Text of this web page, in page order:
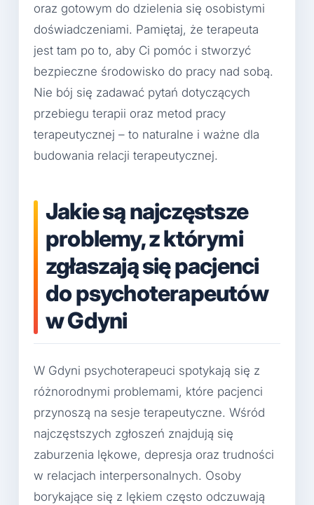
oraz gotowym do dzielenia się osobistymi
doświadczeniami. Pamiętaj, że terapeuta
jest tam po to, aby Ci pomóc i stworzyć
bezpieczne środowisko do pracy nad sobą.
Nie bój się zadawać pytań dotyczących
przebiegu terapii oraz metod pracy
terapeutycznej – to naturalne i ważne dla
budowania relacji terapeutycznej.
Jakie są najczęstsze
problemy, z którymi
zgłaszają się pacjenci
do psychoterapeutów
w Gdyni
W Gdyni psychoterapeuci spotykają się z
różnorodnymi problemami, które pacjenci
przynoszą na sesje terapeutyczne. Wśród
najczęstszych zgłoszeń znajdują się
zaburzenia lękowe, depresja oraz trudności
w relacjach interpersonalnych. Osoby
borykające się z lękiem często odczuwają